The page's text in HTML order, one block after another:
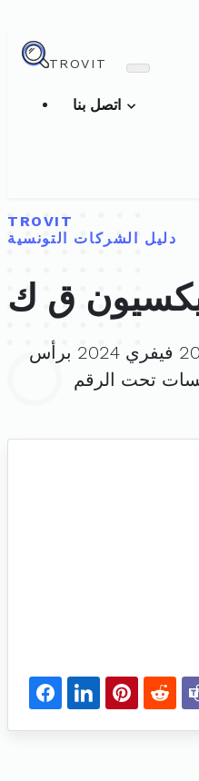
TROVIT
TROVIT
دليل الشركات التونسية
ق ك
. تم تأسيسها في 20 فيفري 2024 برأس
تحت الرقم